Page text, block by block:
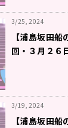
3/25, 2024
【浦島坂田
回・３月２６
3/19, 2024
【浦島坂田